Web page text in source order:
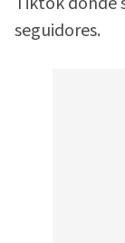
seguidores.